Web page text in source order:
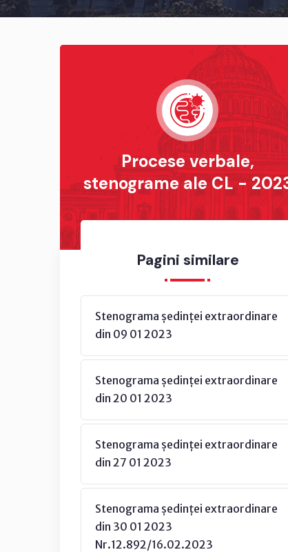
Procese verbale,
stenograme ale CL -
Pagini similare
Stenograma ședinței extraordinare
din 09 01 2023
Stenograma ședinței extraordinare
din 20 01 2023
Stenograma ședinței extraordinare
din 27 01 2023
Stenograma ședinței extraordinare
din 30 01 2023
Nr.12.892/16.02.2023